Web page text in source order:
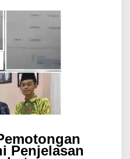
Penjelasan